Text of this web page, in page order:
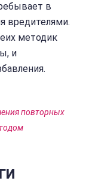
в
вредителями.
методик
и
повторных